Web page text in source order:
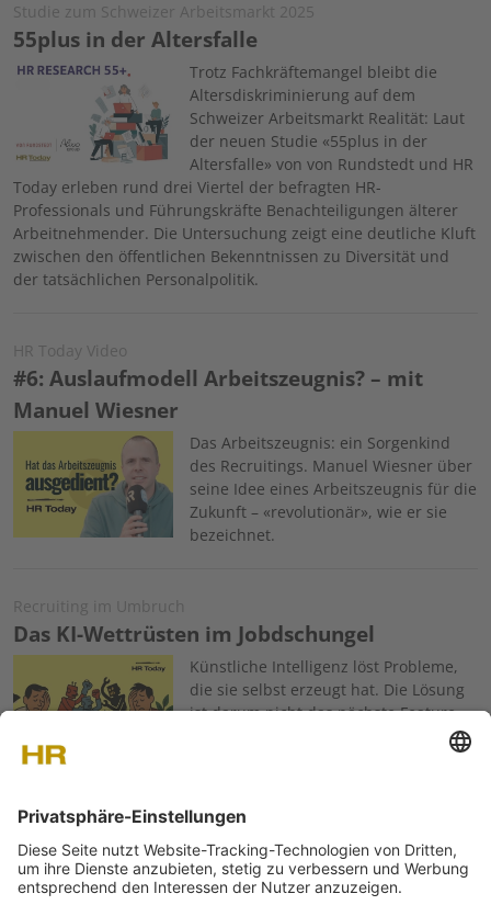
Studie zum Schweizer Arbeitsmarkt 2025
55plus in der Altersfalle
Image
Trotz Fachkräftemangel bleibt die
Altersdiskriminierung auf dem
Schweizer Arbeitsmarkt Realität: Laut
der neuen Studie «55plus in der
Altersfalle» von von Rundstedt und HR
Today erleben rund drei Viertel der befragten HR-
Professionals und Führungskräfte Benachteiligungen älterer
Arbeitnehmender. Die Untersuchung zeigt eine deutliche Kluft
zwischen den öffentlichen Bekenntnissen zu Diversität und
der tatsächlichen Personalpolitik.
HR Today Video
#6: Auslaufmodell Arbeitszeugnis? – mit
Manuel Wiesner
Das Arbeitszeugnis: ein Sorgenkind
des Recruitings. Manuel Wiesner über
seine Idee eines Arbeitszeugnis für die
Zukunft – «revolutionär», wie er sie
bezeichnet.
Recruiting im Umbruch
Das KI-Wettrüsten im Jobdschungel
Künstliche Intelligenz löst Probleme,
die sie selbst erzeugt hat. Die Lösung
ist darum nicht das nächste Feature,
sondern grundlegendes Vertrauen –
im Recruiting eine zentrale Ressource,
Arbeitsmarkt erschüttert.
HR Today Blog